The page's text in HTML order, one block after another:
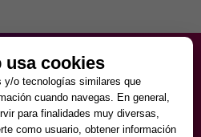
a Viernes
- 20:00
y 17:00 - 20:00
cerrado.
usa cookies
o tecnologías similares que
cuando navegas. En general,
para finalidades muy diversas,
como usuario, obtener información